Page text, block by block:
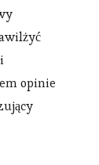
opinie